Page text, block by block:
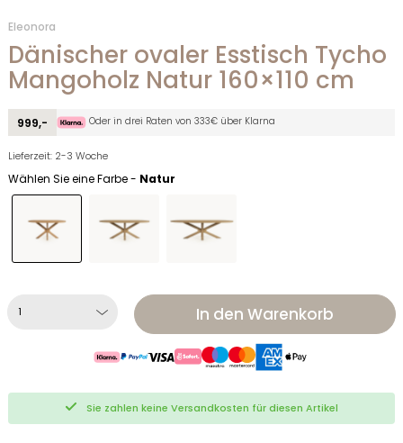
Eleonora
Dänischer ovaler Esstisch Tycho
Mangoholz Natur 160×110 cm
999,- Oder in drei Raten von 333€ über Klarna
Lieferzeit: 2-3 Woche
Wählen Sie eine Farbe - Natur
In den Warenkorb
Sie zahlen keine Versandkosten für diesen Artikel